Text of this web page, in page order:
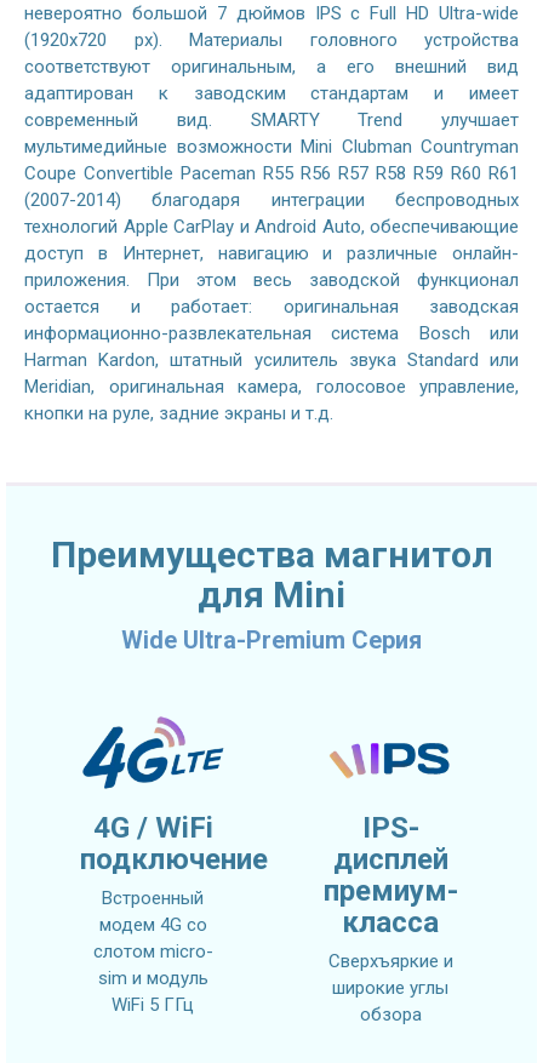
невероятно большой 7 дюймов IPS с Full HD Ultra-wide
(1920x720 px). Материалы головного устройства
соответствуют оригинальным, а его внешний вид
адаптирован к заводским стандартам и имеет
современный вид. SMARTY Trend улучшает
мультимедийные возможности Mini Clubman Countryman
Coupe Convertible Paceman R55 R56 R57 R58 R59 R60 R61
(2007-2014) благодаря интеграции беспроводных
технологий Apple CarPlay и Android Auto, обеспечивающие
доступ в Интернет, навигацию и различные онлайн-
приложения. При этом весь заводской функционал
остается и работает: оригинальная заводская
информационно-развлекательная система Bosch или
Harman Kardon, штатный усилитель звука Standard или
Meridian, оригинальная камера, голосовое управление,
кнопки на руле, задние экраны и т.д.
Преимущества магнитол
для Mini
Wide Ultra-Premium Серия
4G / WiFi
подключение
Встроенный
модем 4G со
слотом micro-
sim и модуль
WiFi 5 ГГц
IPS-
дисплей
премиум-
класса
Сверхъяркие и
широкие углы
обзора